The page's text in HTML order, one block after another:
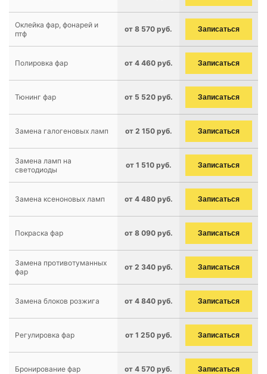
Оклейка фар, фонарей и
птф
от 8 570 руб. Записаться
Полировка фар от 4 460 руб. Записаться
Тюнинг фар от 5 520 руб. Записаться
Замена галогеновых ламп от 2 150 руб. Записаться
Замена ламп на
светодиоды
от 1 510 руб. Записаться
Замена ксеноновых ламп от 4 480 руб. Записаться
Покраска фар от 8 090 руб. Записаться
Замена противотуманных
фар
от 2 340 руб. Записаться
Замена блоков розжига от 4 840 руб. Записаться
Регулировка фар от 1 250 руб. Записаться
Бронирование фар от 4 570 руб. Записаться